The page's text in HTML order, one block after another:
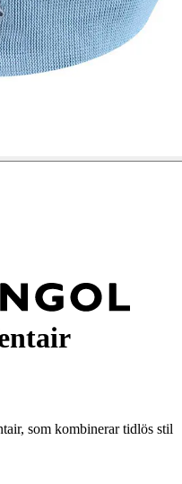
som kombinerar tidlös stil